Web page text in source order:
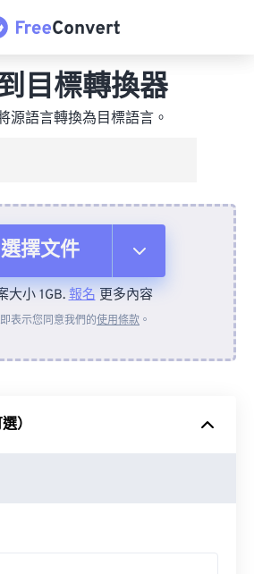
目標轉換器
源語言轉換為目標語言。
選擇文件
裝置
Google 雲端硬碟
大小 1GB.報名更多內容
表示您同意我們的使用條款 。
）